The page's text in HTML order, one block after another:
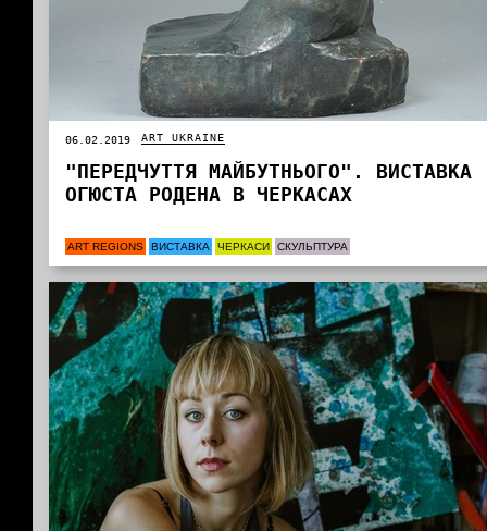
06.02.2019 ART UKRAINE
"ПЕРЕДЧУТТЯ МАЙБУТНЬОГО". ВИСТАВКА
ОГЮСТА РОДЕНА В ЧЕРКАСАХ
ART REGIONS ВИСТАВКА ЧЕРКАСИ СКУЛЬПТУРА